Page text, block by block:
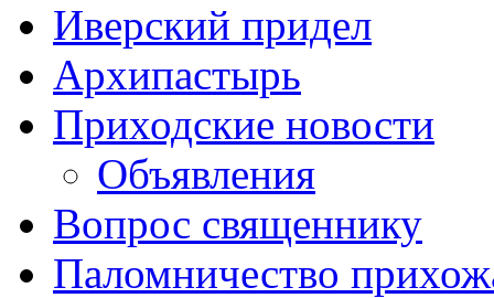
Иверский придел
Архипастырь
Приходские новости
Объявления
Вопрос священнику
Паломничество